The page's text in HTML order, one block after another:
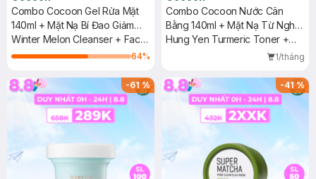
Combo Cocoon Gel Rửa Mặt
140ml + Mặt Nạ Bí Đao Giảm
Dầu & Mụn 30ml
Winter Melon Cleanser + Face
Mask
64%
Combo Cocoon Nước Cân
Bằng 140ml + Mặt Nạ Từ Nghệ
Hưng Yên 30ml
Hung Yen Turmeric Toner +
Hung Yen Turmeric Face Mask
1/tháng
-61% -41%